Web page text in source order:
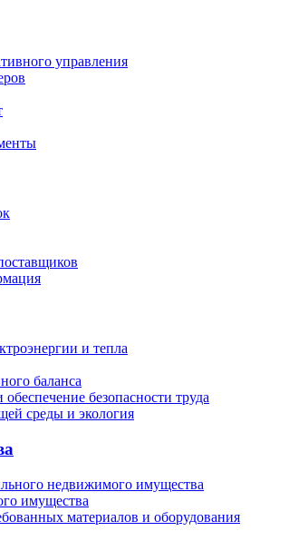
управления
и тепла
баланса
безопасности труда
среды и экология
недвижимого имущества
имущества
материалов и оборудования